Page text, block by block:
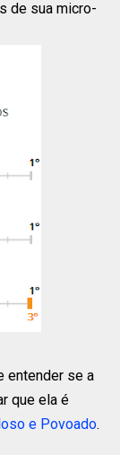
de sua micro-
entender se a
que ela é
e Povoado.